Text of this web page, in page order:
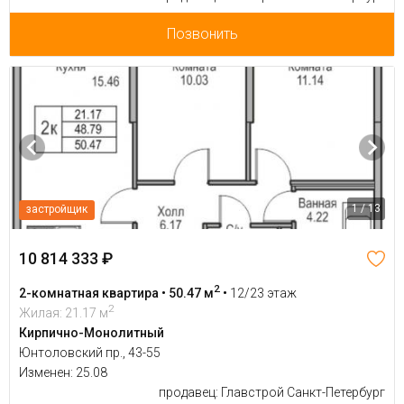
Позвонить
застройщик 1 / 13
10 814 333 ₽
2-комнатная квартира • 50.47 м2 • 12/23 этаж
Жилая: 21.17 м2
Кирпично-Монолитный
Юнтоловский пр., 43-55
Изменен: 25.08
продавец: Главстрой Санкт-Петербург